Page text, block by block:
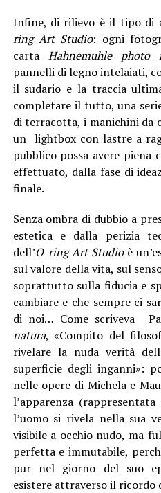
Infine, di rilievo è il tipo di
ring Art Studio: ogni
carta Hahnemuhle photo
pannelli di legno intelaiati,
il sudario e la traccia
completare il tutto, una
di terracotta, i manichini
un lightbox con lastre a
pubblico possa avere piena
effettuato, dalla fase di
finale.
Senza ombra di dubbio a
estetica e dalla perizia
dell’O-ring Art Studio è
sul valore della vita, sul
soprattutto sulla fiducia e
cambiare e che sempre ci
di noi… Come scriveva
natura, «Compito del
rivelare la nuda verità
superficie degli inganni»:
nelle opere di Michela e
l’apparenza
l’uomo si rivela nella sua
visibile a occhio nudo, ma
perfetta e immutabile,
pur nel giorno del suo
esistere attraverso il ricordo